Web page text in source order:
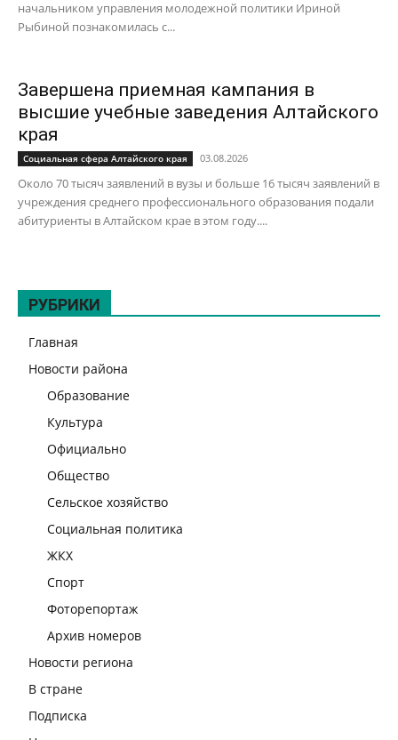
начальником управления молодежной политики Ириной
Рыбиной познакомилась с...
Завершена приемная кампания в
высшие учебные заведения Алтайского
края
Социальная сфера Алтайского края 03.08.2026
Около 70 тысяч заявлений в вузы и больше 16 тысяч заявлений в
учреждения среднего профессионального образования подали
абитуриенты в Алтайском крае в этом году....
РУБРИКИ
Главная
Новости района
Образование
Культура
Официально
Общество
Сельское хозяйство
Социальная политика
ЖКХ
Спорт
Фоторепортаж
Архив номеров
Новости региона
В стране
Подписка